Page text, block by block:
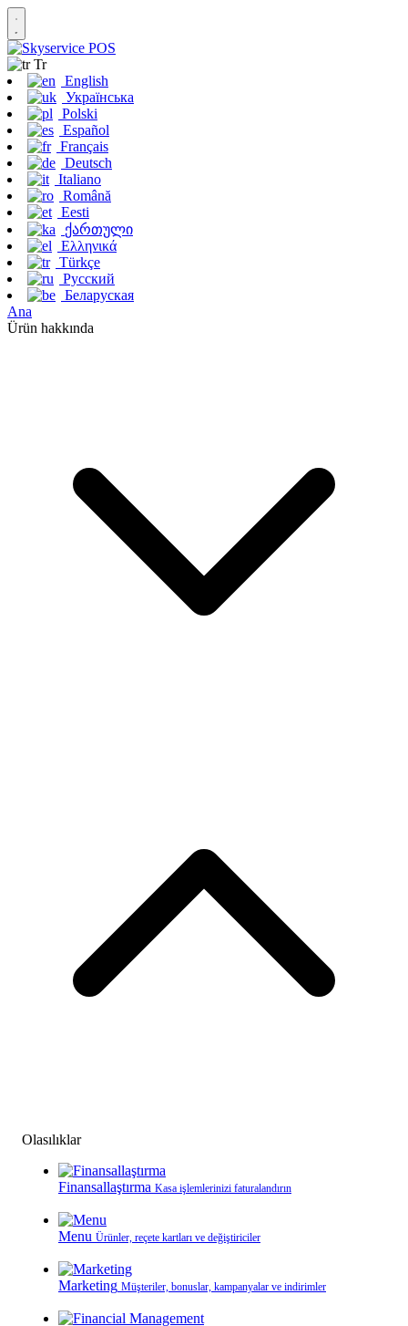
Tr
English
Українська
Polski
Español
Français
Deutsch
Italiano
Română
Eesti
ქართული
Ελληνικά
Türkçe
Русский
Беларуская
Ana
Ürün hakkında
Olasılıklar
Finansallaştırma Kasa işlemlerinizi faturalandırın
Menu Ürünler, reçete kartları ve değiştiriciler
Marketing Müşteriler, bonuslar, kampanyalar ve indirimler